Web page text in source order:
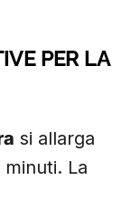
PER LA
si allarga
La